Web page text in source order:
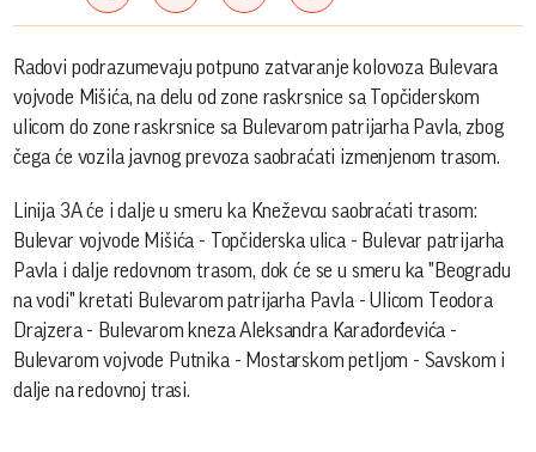
Radovi podrazumevaju potpuno zatvaranje kolovoza Bulevara
vojvode Mišića, na delu od zone raskrsnice sa Topčiderskom
ulicom do zone raskrsnice sa Bulevarom patrijarha Pavla, zbog
čega će vozila javnog prevoza saobraćati izmenjenom trasom.
Linija 3A će i dalje u smeru ka Kneževcu saobraćati trasom:
Bulevar vojvode Mišića - Topčiderska ulica - Bulevar patrijarha
Pavla i dalje redovnom trasom, dok će se u smeru ka "Beogradu
na vodi" kretati Bulevarom patrijarha Pavla - Ulicom Teodora
Drajzera - Bulevarom kneza Aleksandra Karađorđevića -
Bulevarom vojvode Putnika - Mostarskom petljom - Savskom i
dalje na redovnoj trasi.